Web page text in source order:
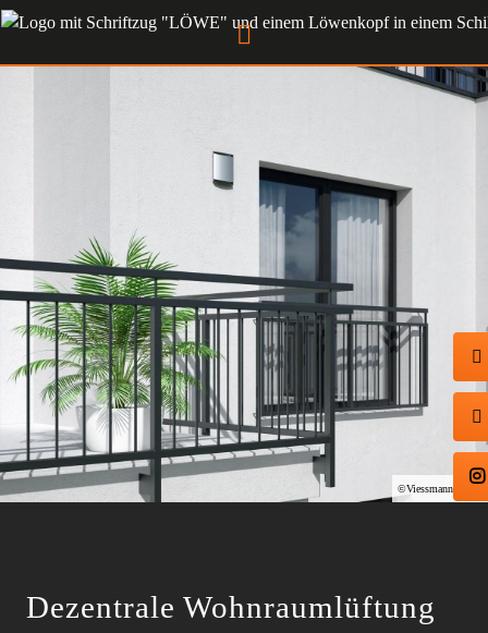
©Viessmann Werke
Dezentrale Wohnraumlüftung